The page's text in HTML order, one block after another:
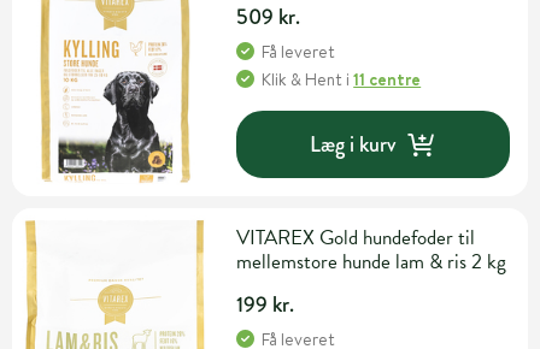
509 kr.
Få leveret
Klik & Hent i11 centre
Læg i kurv
VITAREX Gold hundefoder til
mellemstore hunde lam & ris 2 kg
199 kr.
Få leveret